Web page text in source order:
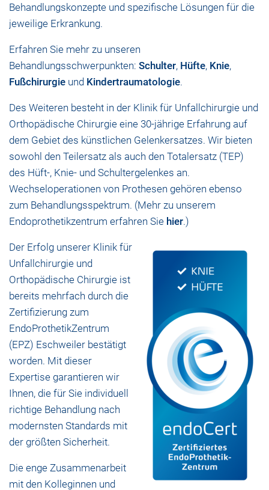
Behandlungskonzepte und spezifische Lösungen für die
jeweilige Erkrankung.
Erfahren Sie mehr zu unseren
Behandlungsschwerpunkten: Schulter, Hüfte, Knie,
Fußchirurgie und Kindertraumatologie.
Des Weiteren besteht in der Klinik für Unfallchirurgie und
Orthopädische Chirurgie eine 30-jährige Erfahrung auf
dem Gebiet des künstlichen Gelenkersatzes. Wir bieten
sowohl den Teilersatz als auch den Totalersatz (TEP)
des Hüft-, Knie- und Schultergelenkes an.
Wechseloperationen von Prothesen gehören ebenso
zum Behandlungsspektrum. (Mehr zu unserem
Endoprothetikzentrum erfahren Sie hier.)
Der Erfolg unserer Klinik für
Unfallchirurgie und
Orthopädische Chirurgie ist
bereits mehrfach durch die
Zertifizierung zum
EndoProthetikZentrum
(EPZ) Eschweiler bestätigt
worden. Mit dieser
Expertise garantieren wir
Ihnen, die für Sie individuell
richtige Behandlung nach
modernsten Standards mit
der größten Sicherheit.
Die enge Zusammenarbeit
mit den Kolleginnen und